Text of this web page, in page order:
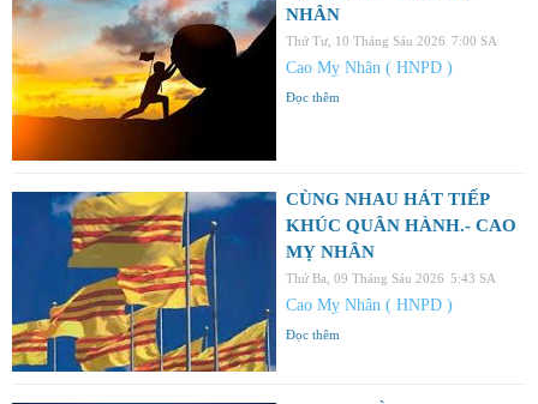
NHÂN
Thứ Tư, 10 Tháng Sáu 2026 7:00 SA
Cao Mỵ Nhân ( HNPD )
Đọc thêm
CÙNG NHAU HÁT TIẾP
KHÚC QUÂN HÀNH.- CAO
MỴ NHÂN
Thứ Ba, 09 Tháng Sáu 2026 5:43 SA
Cao Mỵ Nhân ( HNPD )
Đọc thêm